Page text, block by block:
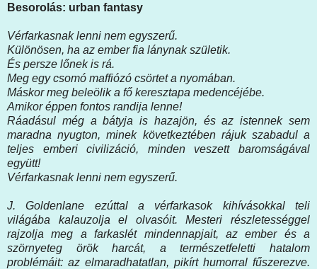
Besorolás: urban fantasy
Vérfarkasnak ​​lenni nem egyszerű.
Különösen, ha az ember fia lánynak születik.
És persze lőnek is rá.
Meg egy csomó maffiózó csörtet a nyomában.
Máskor meg beleölik a fő keresztapa medencéjébe.
Amikor éppen fontos randija lenne!
Ráadásul még a bátyja is hazajön, és az istennek sem
maradna nyugton, minek következtében rájuk szabadul a
teljes emberi civilizáció, minden veszett baromságával
együtt!
Vérfarkasnak lenni nem egyszerű.
J. Goldenlane ezúttal a vérfarkasok kihívásokkal teli
világába kalauzolja el olvasóit. Mesteri részletességgel
rajzolja meg a farkaslét mindennapjait, az ember és a
szörnyeteg örök harcát, a természetfeletti hatalom
problémáit: az elmaradhatatlan, pikírt humorral fűszerezve.